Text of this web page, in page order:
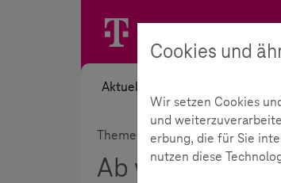
Aktuelles
Themen Digitale Gesellschaft
Ab wann ist es
Cookies und
Wir setzen Cookies
und
erbung, die für Sie
nutzen diese